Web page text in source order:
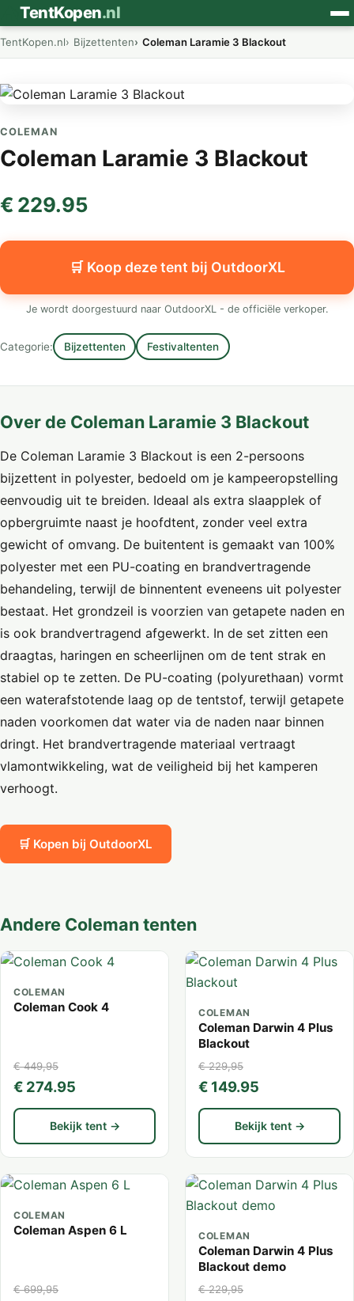
TentKopen.nl
TentKopen.nl Bijzettenten Coleman Laramie 3 Blackout
COLEMAN
Coleman Laramie 3 Blackout
€ 229.95
🛒 Koop deze tent bij OutdoorXL
Je wordt doorgestuurd naar OutdoorXL - de officiële verkoper.
Categorie: Bijzettenten Festivaltenten
Over de Coleman Laramie 3 Blackout
De Coleman Laramie 3 Blackout is een 2-persoons
bijzettent in polyester, bedoeld om je kampeeropstelling
eenvoudig uit te breiden. Ideaal als extra slaapplek of
opbergruimte naast je hoofdtent, zonder veel extra
gewicht of omvang. De buitentent is gemaakt van 100%
polyester met een PU-coating en brandvertragende
behandeling, terwijl de binnentent eveneens uit polyester
bestaat. Het grondzeil is voorzien van getapete naden en
is ook brandvertragend afgewerkt. In de set zitten een
draagtas, haringen en scheerlijnen om de tent strak en
stabiel op te zetten. De PU-coating (polyurethaan) vormt
een waterafstotende laag op de tentstof, terwijl getapete
naden voorkomen dat water via de naden naar binnen
dringt. Het brandvertragende materiaal vertraagt
vlamontwikkeling, wat de veiligheid bij het kamperen
verhoogt.
🛒 Kopen bij OutdoorXL
Andere Coleman tenten
COLEMAN
Coleman Cook 4
€ 449,95
€ 274.95
Bekijk tent →
COLEMAN
Coleman Darwin 4 Plus
Blackout
€ 229,95
€ 149.95
Bekijk tent →
COLEMAN
Coleman Aspen 6 L
€ 699,95
COLEMAN
Coleman Darwin 4 Plus
Blackout demo
€ 229,95